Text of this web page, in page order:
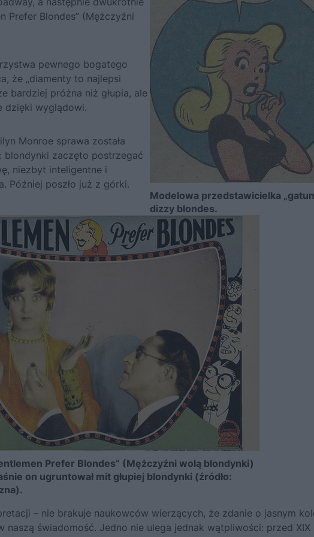
Modelowa przedstawicielka
dizzy blondes.
Prefer Blondes” (Mężczyźni
pewnego bogatego
że „diamenty to najlepsi
bardziej próżna niż głupia, ale
dzięki wyglądowi.
Monroe sprawa została
blondynki zaczęto postrzegać
niezbyt inteligentne i
Później poszło już z górki.
Prefer Blondes” (Mężczyźni wolą blondynki)
on ugruntował mit głupiej blondynki (źródło:
– nie brakuje naukowców wierzących, że zdanie o jasnym
naszą świadomość. Jedno nie ulega jednak wątpliwości: przed XIX